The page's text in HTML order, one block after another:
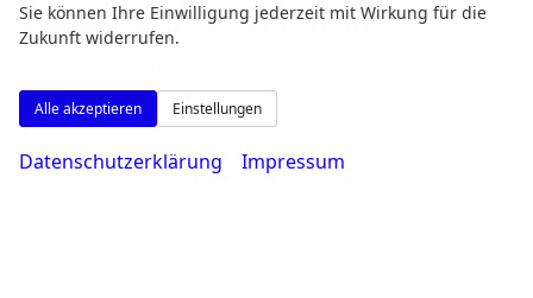
0231 - 80 90 80
Sie können Ihre Einwilligung jederzeit mit Wirkung für die
Zukunft widerrufen.
Alle akzeptieren Einstellungen
Datenschutzerklärung Impressum